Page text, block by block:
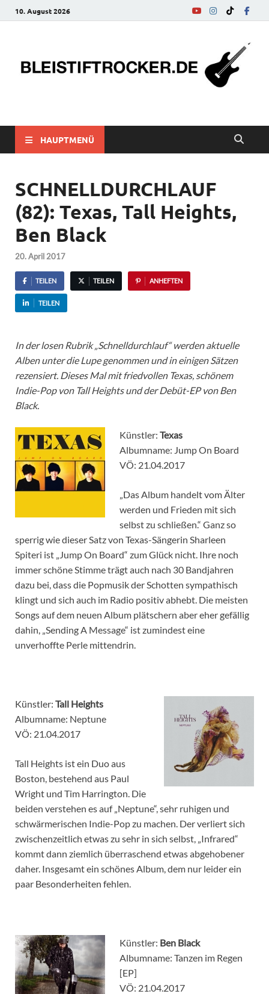
10. August 2026
bleistiftrocker.de
HAUPTMENÜ
SCHNELLDURCHLAUF
(82): Texas, Tall Heights,
Ben Black
20. April 2017
TEILEN TEILEN ANHEFTEN
TEILEN
In der losen Rubrik „Schnelldurchlauf“ werden aktuelle
Alben unter die Lupe genommen und in einigen Sätzen
rezensiert. Dieses Mal mit friedvollen Texas, schönem
Indie-Pop von Tall Heights und der Debüt-EP von Ben
Black.
Künstler: Texas
Albumname: Jump On Board
VÖ: 21.04.2017
„Das Album handelt vom Älter
werden und Frieden mit sich
selbst zu schließen.“ Ganz so
sperrig wie dieser Satz von Texas-Sängerin Sharleen
Spiteri ist „Jump On Board“ zum Glück nicht. Ihre noch
immer schöne Stimme trägt auch nach 30 Bandjahren
dazu bei, dass die Popmusik der Schotten sympathisch
klingt und sich auch im Radio positiv abhebt. Die meisten
Songs auf dem neuen Album plätschern aber eher gefällig
dahin, „Sending A Message“ ist zumindest eine
unverhoffte Perle mittendrin.
Künstler: Tall Heights
Albumname: Neptune
VÖ: 21.04.2017
Tall Heights ist ein Duo aus
Boston, bestehend aus Paul
Wright und Tim Harrington. Die
beiden verstehen es auf „Neptune“, sehr ruhigen und
schwärmerischen Indie-Pop zu machen. Der verliert sich
zwischenzeitlich etwas zu sehr in sich selbst, „Infrared“
kommt dann ziemlich überraschend etwas abgehobener
daher. Insgesamt ein schönes Album, dem nur leider ein
paar Besonderheiten fehlen.
Künstler: Ben Black
Albumname: Tanzen im Regen
[EP]
VÖ: 21.04.2017